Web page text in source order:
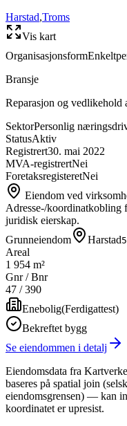
Harstad,Troms
Vis kart
Organisasjonsform
Bransje
Reparasjon og vedlikehold
SektorPersonlig
StatusAktiv
Registrert30. mai 2022
MVA-registrertNei
ForetaksregisteretNei
Eiendom ved
Adresse-/koordinatkobling
juridisk eierskap.
Grunneiendom
Harstad
Areal
1 954 m²
Gnr / Bnr
47 /390
Enebolig(Ferdigattest)
Bekreftet bygg
Se eiendommen i detalj
Eiendomsdata fra
baseres på spatial join
eiendomsgrensen) — kan
koordinatet er upresist.